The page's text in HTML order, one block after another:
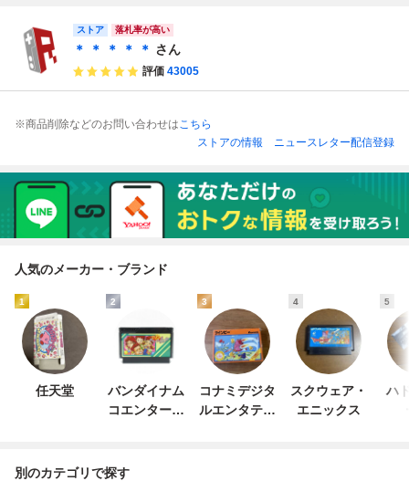
ィングゲーム 動
作確認済 箱、説
明書無し
ストア 落札率が高い
＊ ＊ ＊ ＊ ＊ さん
評価 43005
※商品削除などのお問い合わせはこちら
ストアの情報
ニュースレター配信登録
人気のメーカー・ブランド
1
任天堂
2
バンダイナム
コエンターテ
3
コナミデジタ
ルエンタテイ
4
スクウェア・
エニックス
5
ハ
別のカテゴリで探す